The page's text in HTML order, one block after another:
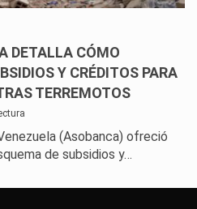
DETALLA CÓMO
Y CRÉDITOS PARA
TERREMOTOS
(Asobanca) ofreció
de subsidios y…